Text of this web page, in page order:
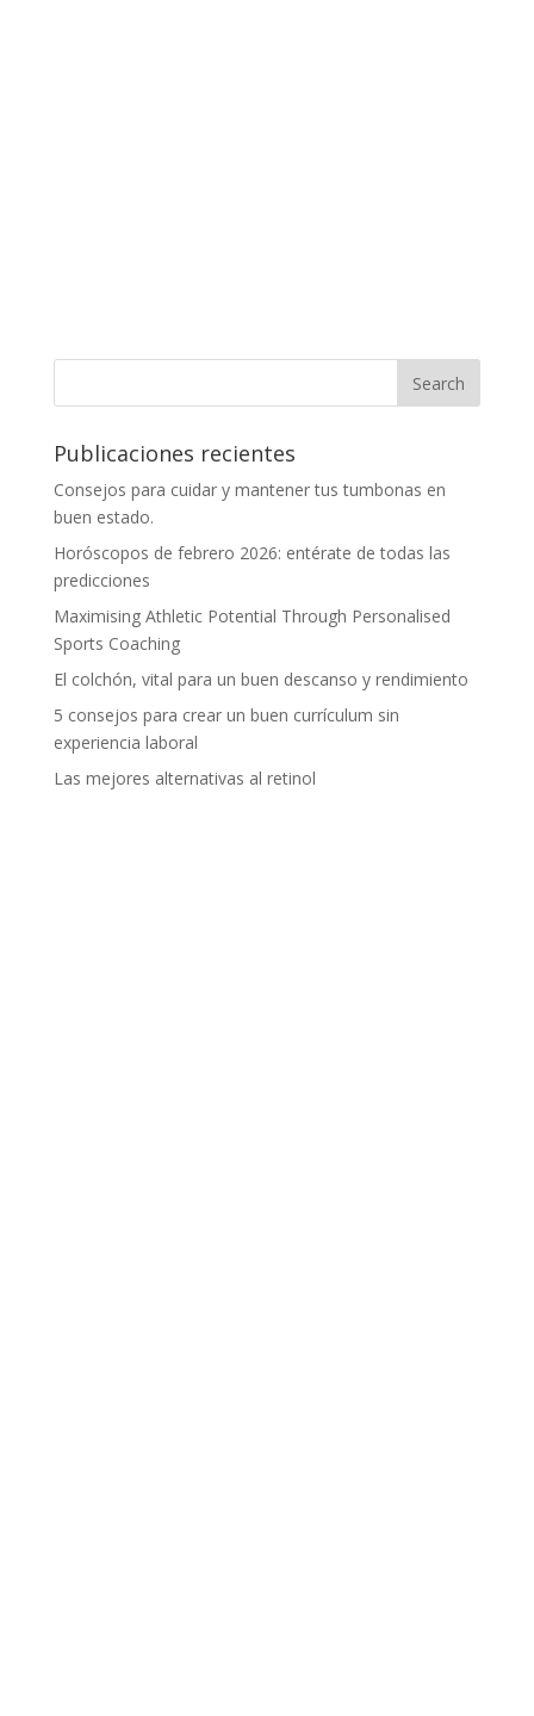
Publicaciones recientes
Consejos para cuidar y mantener tus tumbonas en
buen estado.
Horóscopos de febrero 2026: entérate de todas las
predicciones
Maximising Athletic Potential Through Personalised
Sports Coaching
El colchón, vital para un buen descanso y rendimiento
5 consejos para crear un buen currículum sin
experiencia laboral
Las mejores alternativas al retinol